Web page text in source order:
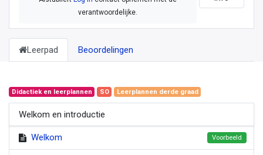
verantwoordelijke.
Leerpad Beoordelingen
Didactiek en leerplannen SO Leerplannen derde graad
Welkom en introductie
Welkom Voorbeeld